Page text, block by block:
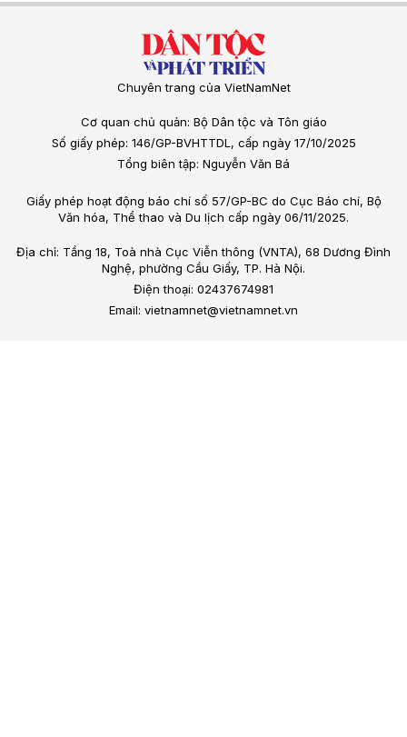
Chuyên trang của VietNamNet
Cơ quan chủ quản: Bộ Dân tộc và Tôn giáo
Số giấy phép: 146/GP-BVHTTDL, cấp ngày 17/10/2025
Tổng biên tập: Nguyễn Văn Bá
Giấy phép hoạt động báo chí số 57/GP-BC do Cục Báo chí, Bộ
Văn hóa, Thể thao và Du lịch cấp ngày 06/11/2025.
Địa chỉ: Tầng 18, Toà nhà Cục Viễn thông (VNTA), 68 Dương Đình
Nghệ, phường Cầu Giấy, TP. Hà Nội.
Điện thoại: 02437674981
Email: vietnamnet@vietnamnet.vn